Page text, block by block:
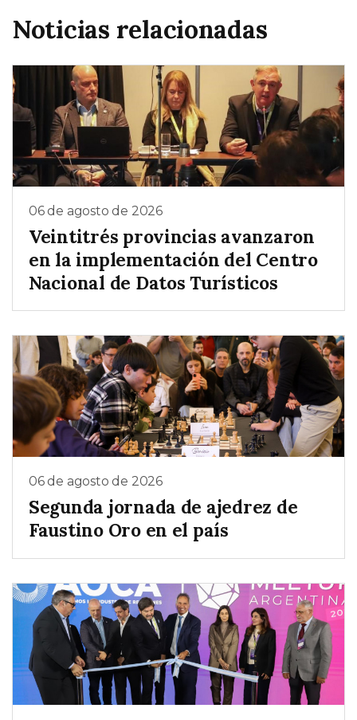
Noticias relacionadas
06 de agosto de 2026
Veintitrés provincias avanzaron
en la implementación del Centro
Nacional de Datos Turísticos
06 de agosto de 2026
Segunda jornada de ajedrez de
Faustino Oro en el país